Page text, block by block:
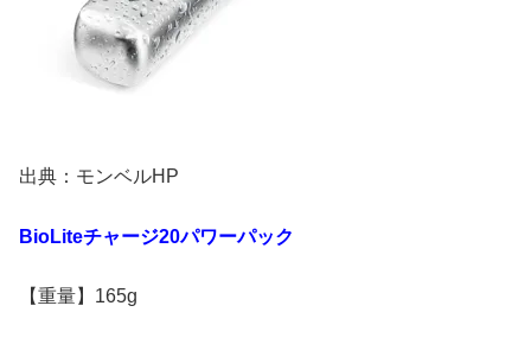
出典：モンベルHP
BioLiteチャージ20パワーパック
【重量】165g